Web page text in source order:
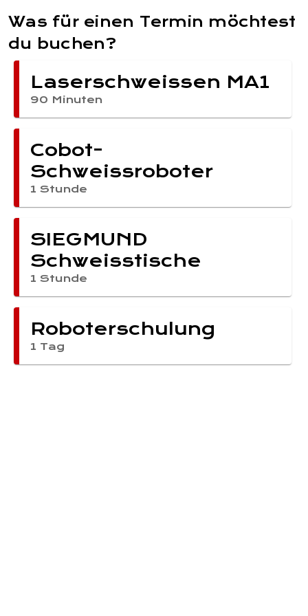
Was für einen Termin möchtest
du buchen?
Laserschweissen MA1
90 Minuten
Cobot-
Schweissroboter
1 Stunde
SIEGMUND
Schweisstische
1 Stunde
Roboterschulung
1 Tag